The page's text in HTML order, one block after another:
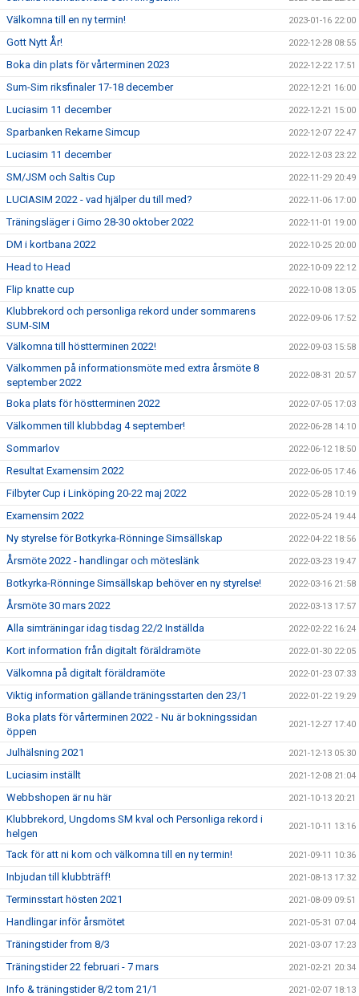
Välkomna till en ny termin! 2023-01-16 22:00
Gott Nytt År! 2022-12-28 08:55
Boka din plats för vårterminen 2023 2022-12-22 17:51
Sum-Sim riksfinaler 17-18 december 2022-12-21 16:00
Luciasim 11 december 2022-12-21 15:00
Sparbanken Rekarne Simcup 2022-12-07 22:47
Luciasim 11 december 2022-12-03 23:22
SM/JSM och Saltis Cup 2022-11-29 20:49
LUCIASIM 2022 - vad hjälper du till med? 2022-11-06 17:00
Träningsläger i Gimo 28-30 oktober 2022 2022-11-01 19:00
DM i kortbana 2022 2022-10-25 20:00
Head to Head 2022-10-09 22:12
Flip knatte cup 2022-10-08 13:05
Klubbrekord och personliga rekord under sommarens
SUM-SIM
2022-09-06 17:52
Välkomna till höstterminen 2022! 2022-09-03 15:58
Välkommen på informationsmöte med extra årsmöte 8
september 2022
2022-08-31 20:57
Boka plats för höstterminen 2022 2022-07-05 17:03
Välkommen till klubbdag 4 september! 2022-06-28 14:10
Sommarlov 2022-06-12 18:50
Resultat Examensim 2022 2022-06-05 17:46
Filbyter Cup i Linköping 20-22 maj 2022 2022-05-28 10:19
Examensim 2022 2022-05-24 19:44
Ny styrelse för Botkyrka-Rönninge Simsällskap 2022-04-22 18:56
Årsmöte 2022 - handlingar och möteslänk 2022-03-23 19:47
Botkyrka-Rönninge Simsällskap behöver en ny styrelse! 2022-03-16 21:58
Årsmöte 30 mars 2022 2022-03-13 17:57
Alla simträningar idag tisdag 22/2 Inställda 2022-02-22 16:24
Kort information från digitalt föräldramöte 2022-01-30 22:05
Välkomna på digitalt föräldramöte 2022-01-23 07:33
Viktig information gällande träningsstarten den 23/1 2022-01-22 19:29
Boka plats för vårterminen 2022 - Nu är bokningssidan
öppen
2021-12-27 17:40
Julhälsning 2021 2021-12-13 05:30
Luciasim inställt 2021-12-08 21:04
Webbshopen är nu här 2021-10-13 20:21
Klubbrekord, Ungdoms SM kval och Personliga rekord i
helgen
2021-10-11 13:16
Tack för att ni kom och välkomna till en ny termin! 2021-09-11 10:36
Inbjudan till klubbträff! 2021-08-13 17:32
Terminsstart hösten 2021 2021-08-09 09:51
Handlingar inför årsmötet 2021-05-31 07:04
Träningstider from 8/3 2021-03-07 17:23
Träningstider 22 februari - 7 mars 2021-02-21 20:34
Info & träningstider 8/2 tom 21/1 2021-02-07 18:13